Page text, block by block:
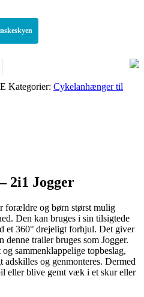
Kategorier: Cykelanhænger til
2i1 Jogger
forældre og børn størst mulig
Den kan bruges i sin tilsigtede
et 360° drejeligt forhjul. Det giver
trailer bruges som Jogger.
sammenklappelige topbeslag,
og genmonteres. Dermed
eller blive gemt væk i et skur eller